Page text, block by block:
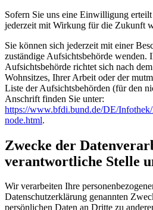
Sofern Sie uns eine Einwilligung
jederzeit mit Wirkung für die Zukunft
Sie können sich jederzeit mit einer
zuständige Aufsichtsbehörde wenden.
Aufsichtsbehörde richtet sich nach
Wohnsitzes, Ihrer Arbeit oder der
Liste der Aufsichtsbehörden (für den
Anschrift finden Sie unter:
https://www.bfdi.bund.de/DE/
node.html.
Zwecke der
verantwortliche Stelle
Wir verarbeiten Ihre
Datenschutzerklärung genannten
persönlichen Daten an Dritte zu